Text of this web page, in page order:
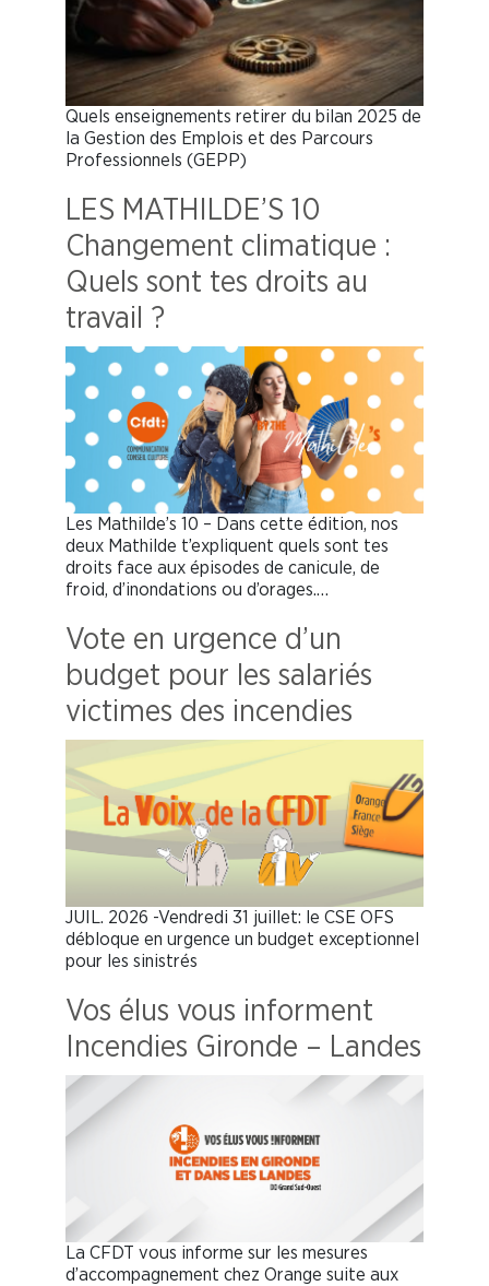
Quels enseignements retirer du bilan 2025 de
la Gestion des Emplois et des Parcours
Professionnels (GEPP)
LES MATHILDE’S 10
Changement climatique :
Quels sont tes droits au
travail ?
Les Mathilde’s 10 – Dans cette édition, nos
deux Mathilde t’expliquent quels sont tes
droits face aux épisodes de canicule, de
froid, d’inondations ou d’orages.…
Vote en urgence d’un
budget pour les salariés
victimes des incendies
JUIL. 2026 -Vendredi 31 juillet: le CSE OFS
débloque en urgence un budget exceptionnel
pour les sinistrés
Vos élus vous informent
Incendies Gironde – Landes
La CFDT vous informe sur les mesures
d’accompagnement chez Orange suite aux